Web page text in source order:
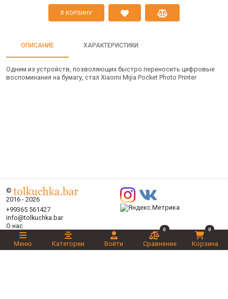
В КОРЗИНУ
ОПИСАНИЕ ХАРАКТЕРИСТИКИ
Одним из устройств, позволяющих быстро переносить цифровые
воспоминания на бумагу, стал Xiaomi Mijia Pocket Photo Printer
©
2016 - 2026
+99365 561427
info@tolkuchka.bar
О нас
Доставка
Статьи
Бренды
Меню Категории Войти
0
Сравнение
0
Корзина